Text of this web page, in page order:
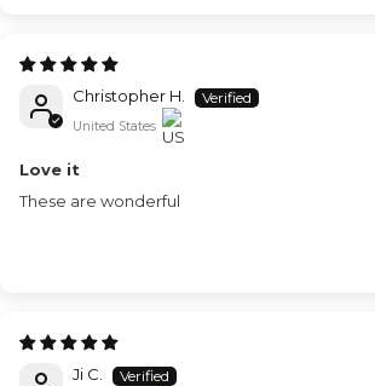
Christopher H.
United States
Love it
These are wonderful
Ji C.